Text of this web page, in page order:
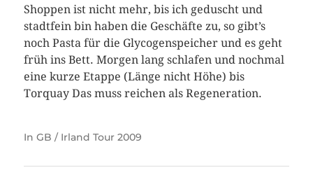
Shoppen ist nicht mehr, bis ich geduscht und
stadtfein bin haben die Geschäfte zu, so gibt’s
noch Pasta für die Glycogenspeicher und es geht
früh ins Bett. Morgen lang schlafen und nochmal
eine kurze Etappe (Länge nicht Höhe) bis
Torquay Das muss reichen als Regeneration.
In GB / Irland Tour 2009